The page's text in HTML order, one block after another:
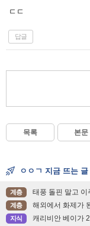
ㄷㄷ
답글
목록 본문
ㅇㅇㄱ 지금 뜨는 글
계층 태풍 돌핀 말고 이
계층 해외에서 화제가
지식 캐리비안 베이가